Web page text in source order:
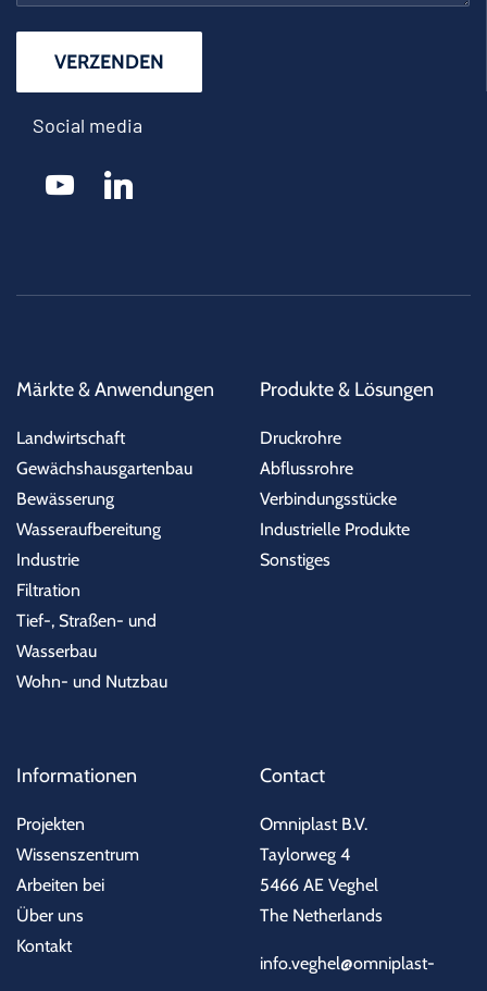
Social media
youtube linkedin
Märkte & Anwendungen
Landwirtschaft
Gewächshausgartenbau
Bewässerung
Wasseraufbereitung
Industrie
Filtration
Tief-, Straßen- und
Wasserbau
Wohn- und Nutzbau
Produkte & Lösungen
Druckrohre
Abflussrohre
Verbindungsstücke
Industrielle Produkte
Sonstiges
Informationen
Projekten
Wissenszentrum
Arbeiten bei
Über uns
Kontakt
Contact
Omniplast B.V.
Taylorweg 4
5466 AE Veghel
The Netherlands
info.veghel@omniplast-